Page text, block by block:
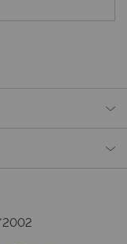
*2002